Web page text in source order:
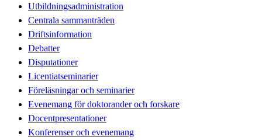
Utbildningsadministration
Centrala sammanträden
Driftsinformation
Debatter
Disputationer
Licentiatseminarier
Föreläsningar och seminarier
Evenemang för doktorander och forskare
Docentpresentationer
Konferenser och evenemang